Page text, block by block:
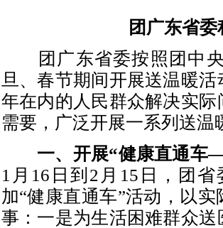
团广东省
团广东省委按照团中央
旦、春节期间开展送温暖
年在内的人民群众解决实
需要，广泛开展一系列送温
一、开展“健康直通车
1月16日到2月15日，团
加“健康直通车”活动，以
事：一是为生活困难群众